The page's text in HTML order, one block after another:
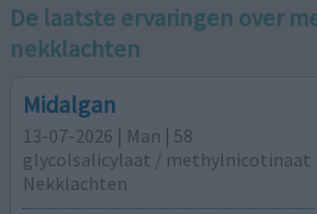
De laatste ervaringen over
nekklachten
Midalgan
13-07-2026 | Man | 58
glycolsalicylaat / methylnicotinaat
Nekklachten